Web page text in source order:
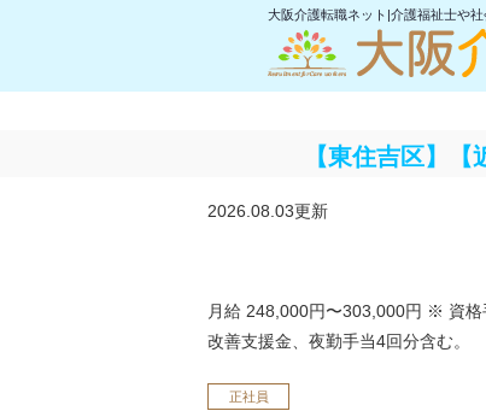
大阪介護転職ネット|介護福祉士や
【東住吉区】
2026.08.03更新
月給 248,000円〜303,000円 ※ 資格
改善支援金、夜勤手当4回分含む。
正社員